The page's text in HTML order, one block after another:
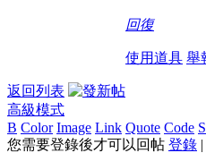
回復
使用道具 舉
返回列表
高級模式
B Color Image Link Quote Code
您需要登錄後才可以回帖 登錄 |